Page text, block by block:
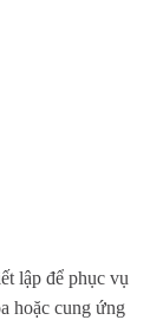
lập để phục vụ
hoặc cung ứng